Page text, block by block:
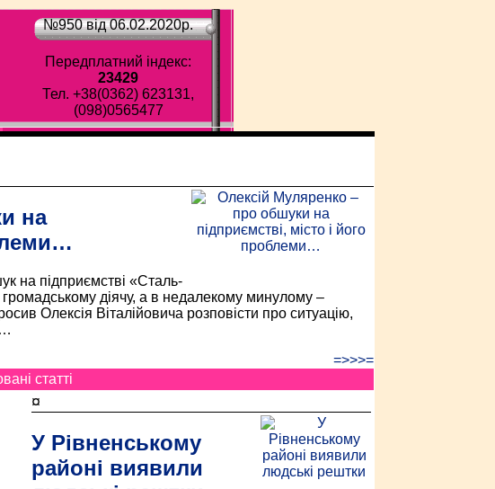
№950 від 06.02.2020p.
Передплатний індекс:
23429
Тел. +38(0362) 623131,
(098)0565477
на
на підприємстві «Сталь-
діячу, а в недалекому минулому –
Олексія Віталійовича розповісти про ситуацію,
=>>>=
статті
¤
У Рівненському
районі виявили